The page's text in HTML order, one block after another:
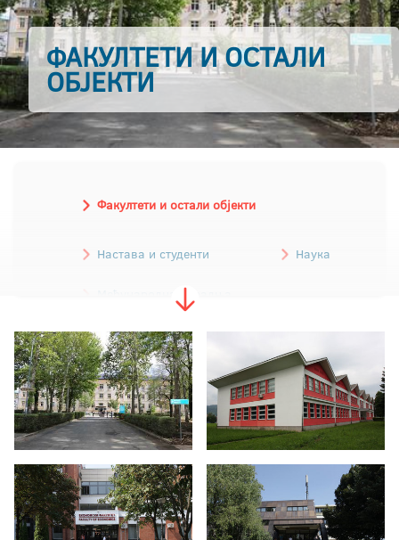
ФАКУЛТЕТИ И ОСТАЛИ
ОБЈЕКТИ
Факултети и остали објекти
Настава и студенти Наука
Међународна сарадња
Дан Универзитета
Отварање Конфуцијевог института
Годишњица Пољопривредног факултета
Прва годишњица Факултета безбједносних
наука
Уручени сертификати полазницима пројекта
''Моја пракса''